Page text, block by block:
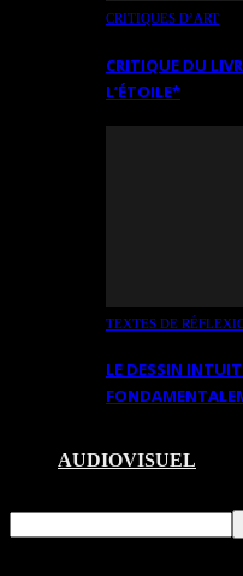
CRITIQUES D’ART
CRITIQUE DU
L’ÉTOILE*
TEXTES DE
LE DESSIN
AUDIOVISUEL